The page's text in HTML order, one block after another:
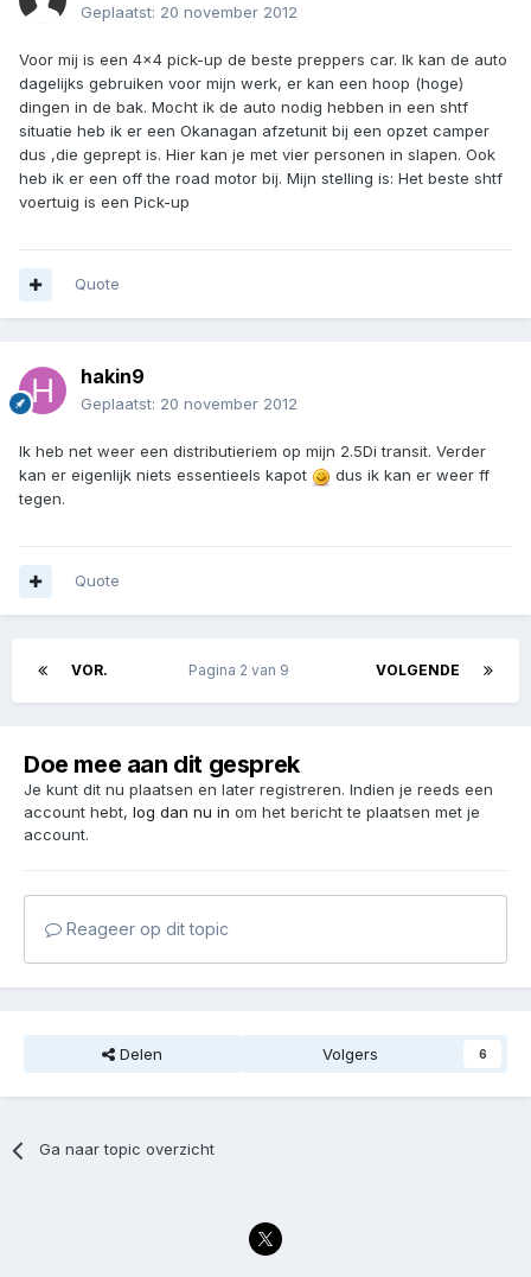
Geplaatst: 20 november 2012
Voor mij is een 4x4 pick-up de beste preppers car. Ik kan de auto
dagelijks gebruiken voor mijn werk, er kan een hoop (hoge)
dingen in de bak. Mocht ik de auto nodig hebben in een shtf
situatie heb ik er een Okanagan afzetunit bij een opzet camper
dus ,die geprept is. Hier kan je met vier personen in slapen. Ook
heb ik er een off the road motor bij. Mijn stelling is: Het beste shtf
voertuig is een Pick-up
Quote
hakin9
Geplaatst: 20 november 2012
Ik heb net weer een distributieriem op mijn 2.5Di transit. Verder
kan er eigenlijk niets essentieels kapot
dus ik kan er weer ff
tegen.
Quote
VOR. VOLGENDE
Pagina 2 van 9
Doe mee aan dit gesprek
Je kunt dit nu plaatsen en later registreren. Indien je reeds een
account hebt, log dan nu in om het bericht te plaatsen met je
account.
Reageer op dit topic
Delen Volgers 6
Ga naar topic overzicht